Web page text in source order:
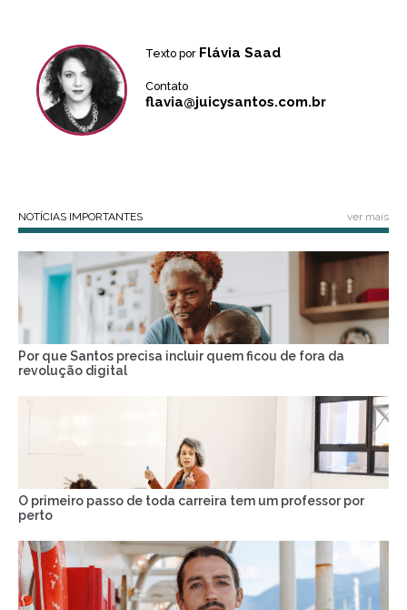
Texto por Flávia Saad
Contato
flavia@juicysantos.com.br
NOTÍCIAS IMPORTANTES ver mais
Por que Santos precisa incluir quem ficou de fora da
revolução digital
O primeiro passo de toda carreira tem um professor por
perto